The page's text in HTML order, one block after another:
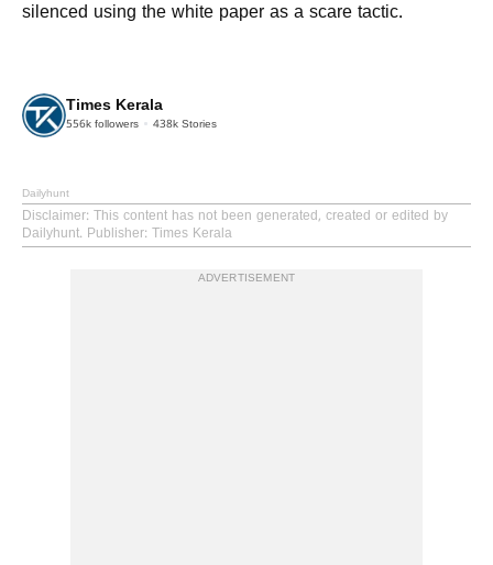
silenced using the white paper as a scare tactic.
Times Kerala
556k followers 438k Stories
Dailyhunt
Disclaimer: This content has not been generated, created or edited by
Dailyhunt. Publisher: Times Kerala
ADVERTISEMENT